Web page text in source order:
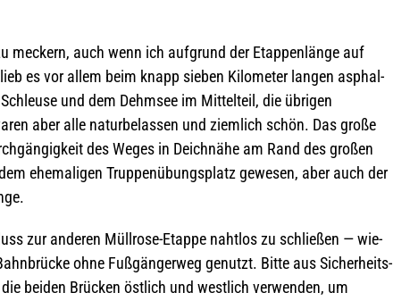
meckern, auch wenn ich auf­grund der Etap­pen­länge auf
es vor allem beim knapp sie­ben Kilo­me­ter lan­gen asphal­
und dem Dehm­see im Mit­tel­teil, die übri­gen
aber alle natur­be­las­sen und ziem­lich schön. Das große
des Weges in Deich­nähe am Rand des gro­ßen
ehe­ma­li­gen Trup­pen­übungs­platz gewe­sen, aber auch der
zur ande­ren Müll­rose-Etappe naht­los zu schlie­ßen — wie­
ohne Fuß­gän­ger­weg genutzt. Bitte aus Sicher­heits­
bei­den Brü­cken öst­lich und west­lich ver­wen­den, um